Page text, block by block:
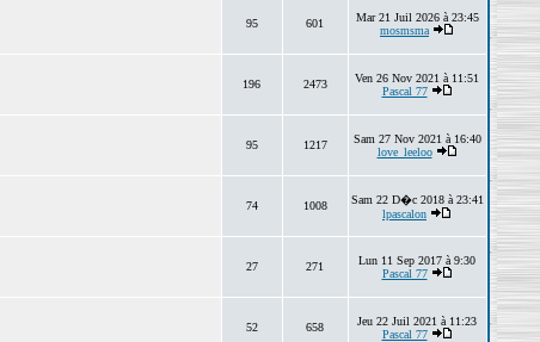
95 601
Mar 21 Juil 2026 à 23:45
mosmsma
196 2473
Ven 26 Nov 2021 à 11:51
Pascal 77
95 1217
Sam 27 Nov 2021 à 16:40
love_leeloo
74 1008
Sam 22 D�c 2018 à 23:41
lpascalon
27 271
Lun 11 Sep 2017 à 9:30
Pascal 77
52 658
Jeu 22 Juil 2021 à 11:23
Pascal 77